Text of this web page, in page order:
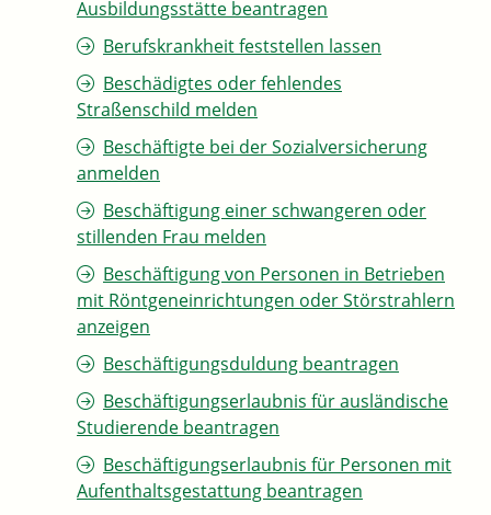
Ausbildungsstätte beantragen
Berufskrankheit feststellen lassen
Beschädigtes oder fehlendes
Straßenschild melden
Beschäftigte bei der Sozialversicherung
anmelden
Beschäftigung einer schwangeren oder
stillenden Frau melden
Beschäftigung von Personen in Betrieben
mit Röntgeneinrichtungen oder Störstrahlern
anzeigen
Beschäftigungsduldung beantragen
Beschäftigungserlaubnis für ausländische
Studierende beantragen
Beschäftigungserlaubnis für Personen mit
Aufenthaltsgestattung beantragen